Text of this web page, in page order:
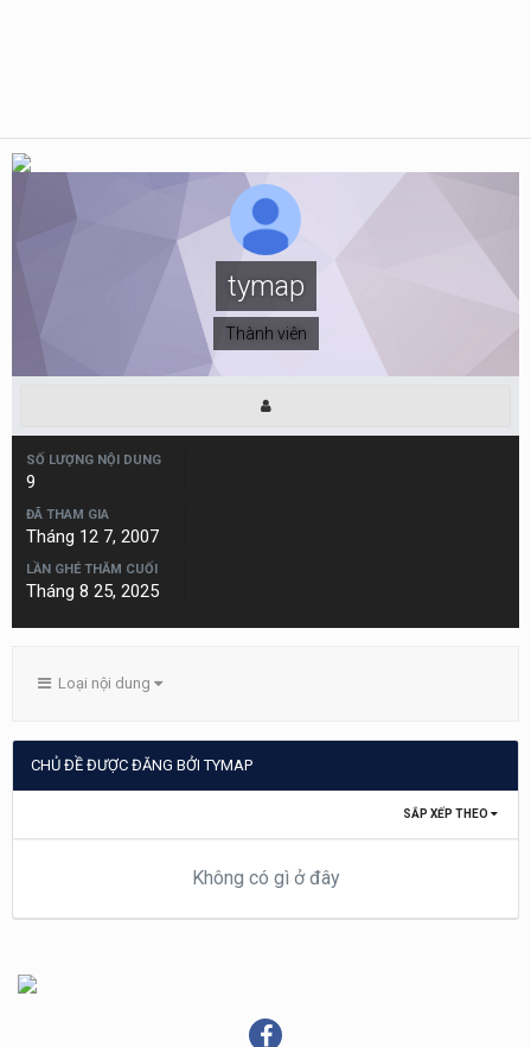
tymap
Thành viên
SỐ LƯỢNG NỘI DUNG
9
ĐÃ THAM GIA
Tháng 12 7, 2007
LẦN GHÉ THĂM CUỐI
Tháng 8 25, 2025
Loại nội dung
CHỦ ĐỀ ĐƯỢC ĐĂNG BỞI TYMAP
SẮP XẾP THEO
Không có gì ở đây